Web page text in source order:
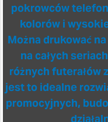
pokrowców
kolorów i
Można drukować
na całych
różnych futerałów
jest to idealne
promocyjnych,